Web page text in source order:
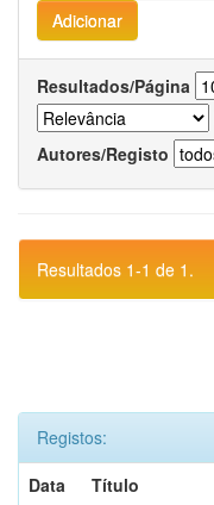
Resultados/Página
Autores/Registo
Resultados 1-1 de 1.
Registos:
Data
Título